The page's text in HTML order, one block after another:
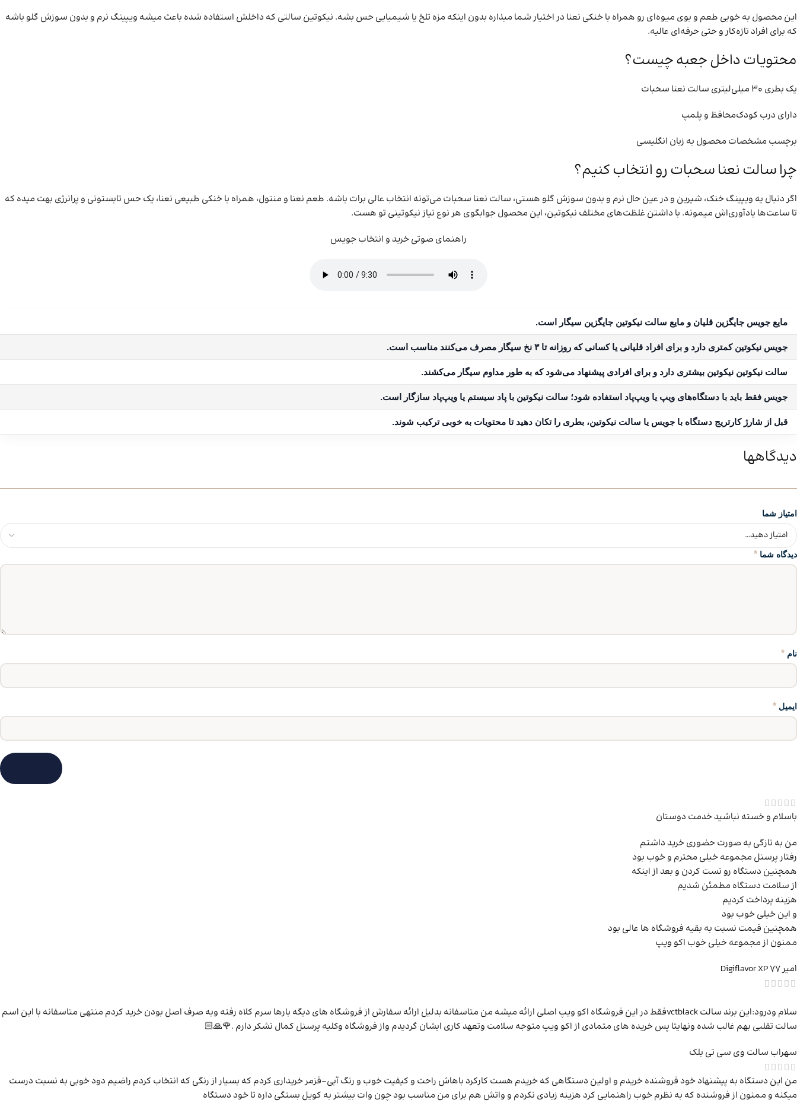
این محصول به خوبی طعم و بوی میوه‌ای رو همراه با خنکی نعنا در اختیار شما میذاره بدون اینکه مزه تلخ یا شیمیایی حس بشه. نیکوتین سالتی که داخلش استفاده شده باعث میشه ویپینگ نرم و بدون سوزش گلو باشه
که برای افراد تازه‌کار و حتی حرفه‌ای عالیه.
محتویات داخل جعبه چیست؟
یک بطری ۳۰ میلی‌لیتری سالت نعنا سحبات
دارای درب کودک‌محافظ و پلمپ
برچسب مشخصات محصول به زبان انگلیسی
چرا سالت نعنا سحبات رو انتخاب کنیم؟
اگر دنبال یه ویپینگ خنک، شیرین و در عین حال نرم و بدون سوزش گلو هستی، سالت نعنا سحبات می‌تونه انتخاب عالی برات باشه. طعم نعنا و منتول، همراه با خنکی طبیعی نعنا، یک حس تابستونی و پرانرژی بهت میده که
تا ساعت‌ها یادآوری‌اش میمونه. با داشتن غلظت‌های مختلف نیکوتین، این محصول جوابگوی هر نوع نیاز نیکوتینی تو هست.
راهنمای صوتی خرید و انتخاب جویس
مایع جویس جایگزین قلیان و مایع سالت نیکوتین جایگزین سیگار است.
جویس نیکوتین کمتری دارد و برای افراد قلیانی یا کسانی که روزانه تا ۳ نخ سیگار مصرف می‌کنند مناسب است.
سالت نیکوتین نیکوتین بیشتری دارد و برای افرادی پیشنهاد می‌شود که به طور مداوم سیگار می‌کشند.
جویس فقط باید با دستگاه‌های ویپ یا ویپ‌پاد استفاده شود؛ سالت نیکوتین با پاد سیستم یا ویپ‌پاد سازگار است.
قبل از شارژ کارتریج دستگاه با جویس یا سالت نیکوتین، بطری را تکان دهید تا محتویات به خوبی ترکیب شوند.
دیدگاهها
امتیاز شما
دیدگاه شما *
نام *
ایمیل *
باسلام و خسته نباشید خدمت دوستان
من به تازگی به صورت حضوری خرید داشتم
رفتار پرسنل مجموعه خیلی محترم و خوب بود
همچنین دستگاه رو تست کردن و بعد از اینکه
از سلامت دستگاه مطمئن شدیم
هزینه پرداخت کردیم
و این خیلی خوب بود
همچنین قیمت نسبت به بقیه فروشگاه ها عالی بود
ممنون از مجموعه خیلی خوب اکو ویپ
امیرDigiflavor XP 77
سلام ودرود:این برند سالت vctblackفقط در این فروشگاه اکو ویپ اصلی ارائه میشه من متاسفانه بدلیل ارائه سفارش از فروشگاه های دیگه بارها سرم کلاه رفته وبه صرف اصل بودن خرید کردم منتهی متاسفانه با این اسم
سالت تقلبی بهم غالب شده ونهایتا پس خریده های متمادی از اکو ویپ متوجه سلامت وتعهد کاری ایشان گردیدم واز فروشگاه وکلیه پرسنل کمال تشکر دارم .🌹🙏🏻
سهراب سالت وی سی تی بلک
من این دستگاه به پیشنهاد خود فروشنده خریدم و اولین دستگاهی که خریدم هست کارکرد باهاش راحت و کیفیت خوب و رنگ آبی-قزمر خریداری کردم که بسیار از رنگی که انتخاب کردم راضیم دود خوبی به نسبت درست
میکنه و ممنون از فروشنده که به نظرم خوب راهنمایی کرد هزینه زیادی نکردم و واتش هم برای من مناسب بود چون وات بیشتر به کویل بستگی داره تا خود دستگاه